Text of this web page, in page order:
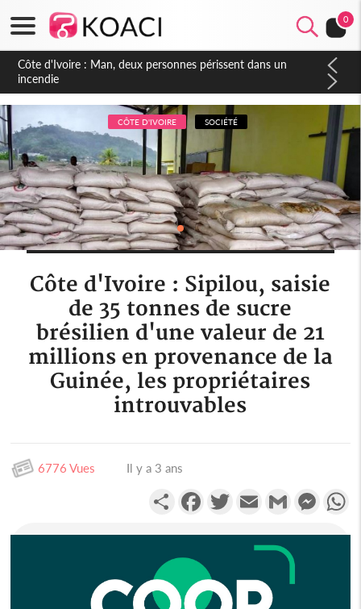
0
Côte d'Ivoire : Séileu, la célébration de la fête nationale
transformée en vaste campagne contre les produits
dépigmentants dangereux
CÔTE D'IVOIRE SOCIÉTÉ
Côte d'Ivoire : Sipilou, saisie
de 35 tonnes de sucre
brésilien d'une valeur de 21
millions en provenance de la
Guinée, les propriétaires
introuvables
6776 Vues Il y a 3 ans
PartagerFacebookTwitterEmail Gmail